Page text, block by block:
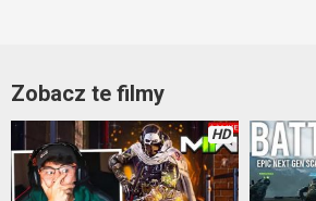
Zobacz te filmy
HD